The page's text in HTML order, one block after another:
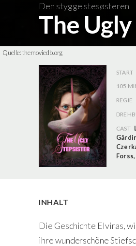
Den stygge stesøsteren
The
Quelle:themoviedb.org
START
105
REGIE
CAST
Forss,
INHALT
Die Geschichte Elviras,
ihre wunderschöne